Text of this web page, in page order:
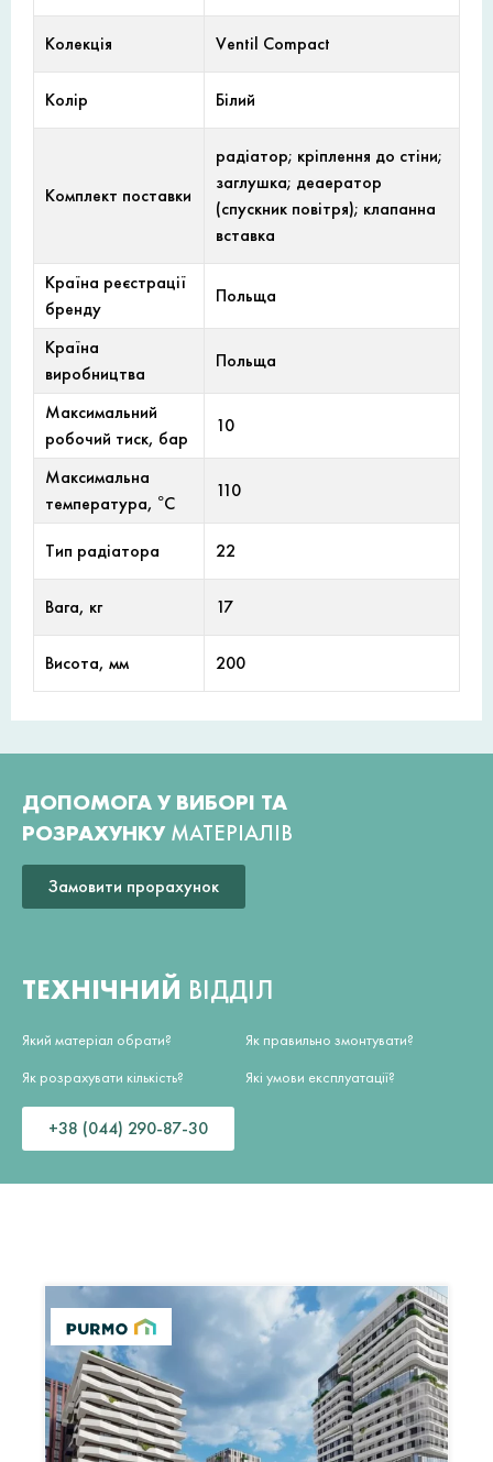
Колекція Ventil Compact
Колір Білий
Комплект поставки
радіатор; кріплення до стіни;
заглушка; деаератор
(спускник повітря); клапанна
вставка
Країна реєстрації
бренду
Польща
Країна
виробництва
Польща
Максимальний
робочий тиск, бар
10
Максимальна
температура, °С
110
Тип радіатора 22
Вага, кг 17
Висота, мм 200
ДОПОМОГА У ВИБОРІ ТА
РОЗРАХУНКУ МАТЕРІАЛІВ
Замовити прорахунок
ТЕХНІЧНИЙ ВІДДІЛ
Який матеріал обрати?
Як розрахувати кількість?
Як правильно змонтувати?
Які умови експлуатації?
+38 (044) 290-87-30